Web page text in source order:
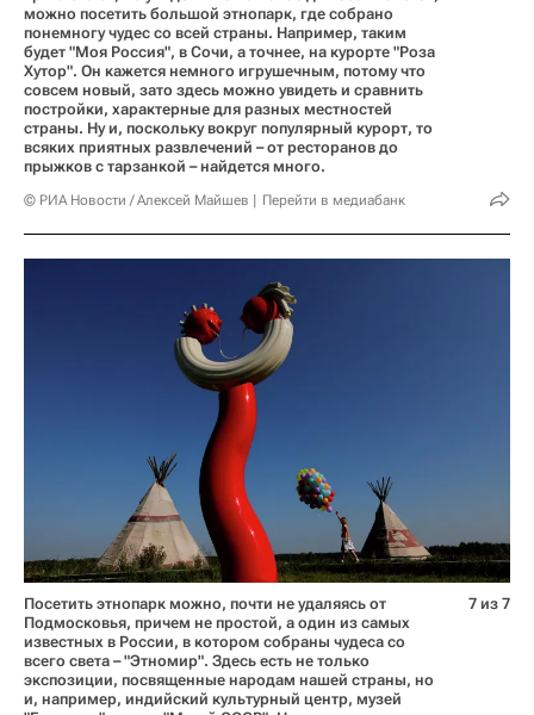
можно посетить большой этнопарк, где собрано
понемногу чудес со всей страны. Например, таким
будет "Моя Россия", в Сочи, а точнее, на курорте "Роза
Хутор". Он кажется немного игрушечным, потому что
совсем новый, зато здесь можно увидеть и сравнить
постройки, характерные для разных местностей
страны. Ну и, поскольку вокруг популярный курорт, то
всяких приятных развлечений – от ресторанов до
прыжков с тарзанкой – найдется много.
© РИА Новости / Алексей Майшев Перейти в медиабанк
Посетить этнопарк можно, почти не удаляясь от
Подмосковья, причем не простой, а один из самых
известных в России, в котором собраны чудеса со
всего света – "Этномир". Здесь есть не только
экспозиции, посвященные народам нашей страны, но
и, например, индийский культурный центр, музей
7 из 7